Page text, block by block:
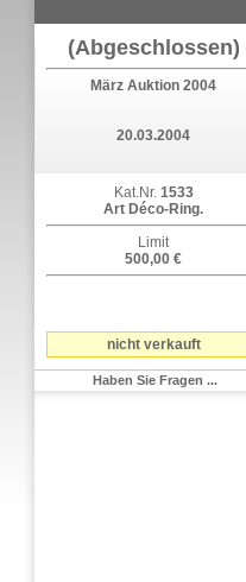
(Abgeschlossen)
März Auktion 2004
20.03.2004
Kat.Nr. 1533
Art Déco-Ring.
Limit
500,00 €
nicht verkauft
Haben Sie Fragen ...